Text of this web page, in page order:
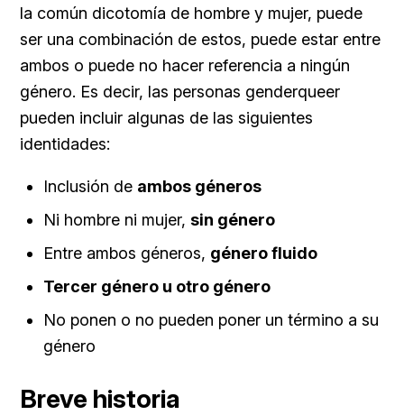
la común dicotomía de hombre y mujer, puede
ser una combinación de estos, puede estar entre
ambos o puede no hacer referencia a ningún
género. Es decir, las personas genderqueer
pueden incluir algunas de las siguientes
identidades:
Inclusión de ambos géneros
Ni hombre ni mujer, sin género
Entre ambos géneros, género fluido
Tercer género u otro género
No ponen o no pueden poner un término a su
género
Breve historia